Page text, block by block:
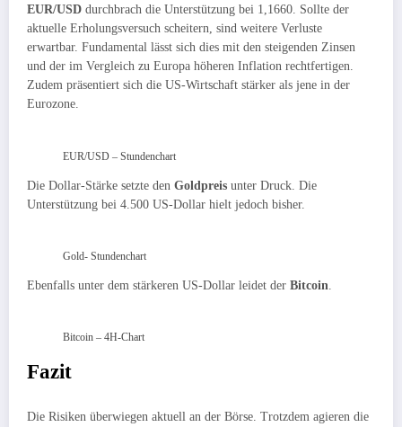
EUR/USD durchbrach die Unterstützung bei 1,1660. Sollte der
aktuelle Erholungsversuch scheitern, sind weitere Verluste
erwartbar. Fundamental lässt sich dies mit den steigenden Zinsen
und der im Vergleich zu Europa höheren Inflation rechtfertigen.
Zudem präsentiert sich die US-Wirtschaft stärker als jene in der
Eurozone.
EUR/USD – Stundenchart
Die Dollar-Stärke setzte den Goldpreis unter Druck. Die
Unterstützung bei 4.500 US-Dollar hielt jedoch bisher.
Gold- Stundenchart
Ebenfalls unter dem stärkeren US-Dollar leidet der Bitcoin
Bitcoin – 4H-Chart
Fazit
Die Risiken überwiegen aktuell an der Börse. Trotzdem agieren die